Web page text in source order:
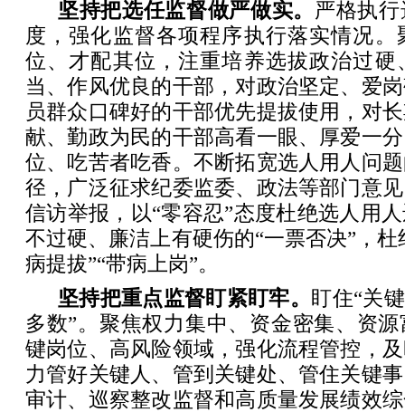
坚持把选任监督做严做实。 严格执
度，强化监督各项程序执行落实情况
位、才配其位，注重培养选拔政治过硬
当、作风优良的干部，对政治坚定、爱
员群众口碑好的干部优先提拔使用，对
献、勤政为民的干部高看一眼、厚爱一
位、吃苦者吃香。不断拓宽选人用人问
径，广泛征求纪委监委、政法等部门意
信访举报，以“零容忍”态度杜绝选人用
不过硬、廉洁上有硬伤的“一票否决”，杜
病提拔”“带病上岗”。
坚持把重点监督盯紧盯牢。 盯住“关
多数”。聚焦权力集中、资金密集、资
键岗位、高风险领域，强化流程管控，
力管好关键人、管到关键处、管住关键
审计、巡察整改监督和高质量发展绩效